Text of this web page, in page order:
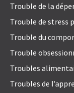
Trouble de la
Trouble de stress
Trouble du
Trouble
Troubles
Troubles de